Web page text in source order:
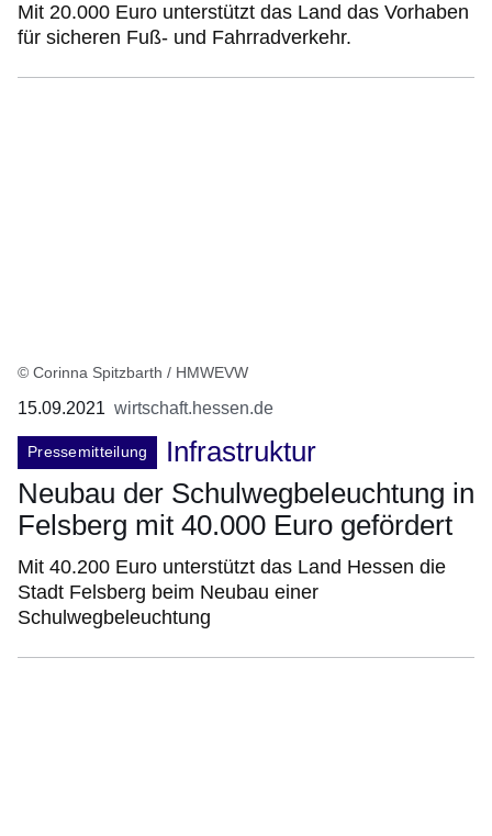
Mit 20.000 Euro unterstützt das Land das Vorhaben
für sicheren Fuß- und Fahrradverkehr.
© Corinna Spitzbarth / HMWEVW
15.09.2021 wirtschaft.hessen.de
Pressemitteilung
Infrastruktur
Neubau der Schulwegbeleuchtung in
Felsberg mit 40.000 Euro gefördert
Mit 40.200 Euro unterstützt das Land Hessen die
Stadt Felsberg beim Neubau einer
Schulwegbeleuchtung